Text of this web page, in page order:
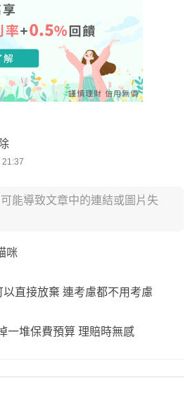
21:37
能導致文章中的連結或圖片失
咪
直接放棄 連考慮都不用考慮
一堆保費預算 理賠時無感